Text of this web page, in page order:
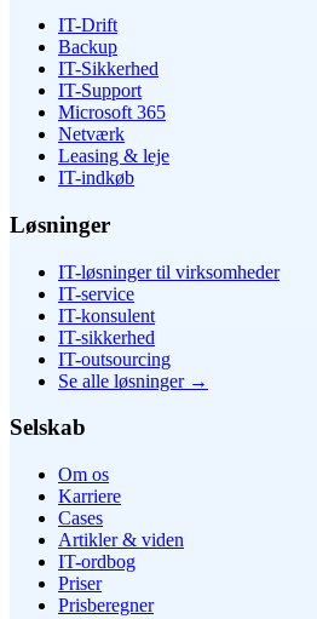
IT-Drift
Backup
IT-Sikkerhed
IT-Support
Microsoft 365
Netværk
Leasing & leje
IT-indkøb
Løsninger
IT-løsninger til virksomheder
IT-service
IT-konsulent
IT-sikkerhed
IT-outsourcing
Se alle løsninger→
Selskab
Om os
Karriere
Cases
Artikler & viden
IT-ordbog
Priser
Prisberegner